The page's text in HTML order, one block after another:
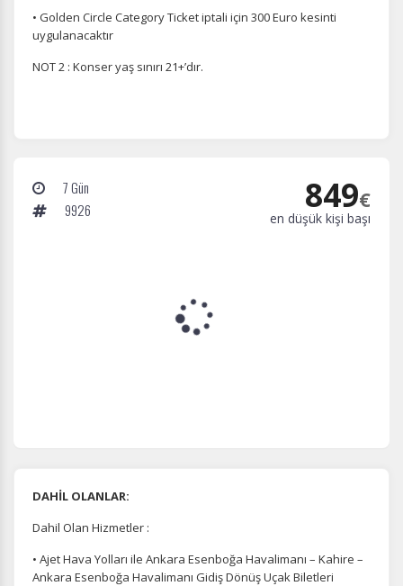
• Golden Circle Category Ticket iptali için 300 Euro kesinti
uygulanacaktır
NOT 2 : Konser yaş sınırı 21+’dır.
7 Gün
9926
849€
en düşük kişi başı
DAHİL OLANLAR:
Dahil Olan Hizmetler :
• Ajet Hava Yolları ile Ankara Esenboğa Havalimanı – Kahire –
Ankara Esenboğa Havalimanı Gidiş Dönüş Uçak Biletleri